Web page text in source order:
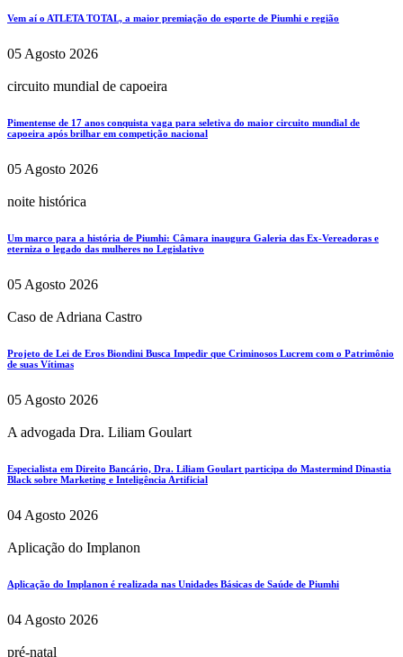
Vem aí o ATLETA TOTAL, a maior premiação do esporte de Piumhi e região
05 Agosto 2026
circuito mundial de capoeira
Pimentense de 17 anos conquista vaga para seletiva do maior circuito mundial de
capoeira após brilhar em competição nacional
05 Agosto 2026
noite histórica
Um marco para a história de Piumhi: Câmara inaugura Galeria das Ex-Vereadoras e
eterniza o legado das mulheres no Legislativo
05 Agosto 2026
Caso de Adriana Castro
Projeto de Lei de Eros Biondini Busca Impedir que Criminosos Lucrem com o Patrimônio
de suas Vítimas
05 Agosto 2026
A advogada Dra. Liliam Goulart
Especialista em Direito Bancário, Dra. Liliam Goulart participa do Mastermind Dinastia
Black sobre Marketing e Inteligência Artificial
04 Agosto 2026
Aplicação do Implanon
Aplicação do Implanon é realizada nas Unidades Básicas de Saúde de Piumhi
04 Agosto 2026
pré-natal